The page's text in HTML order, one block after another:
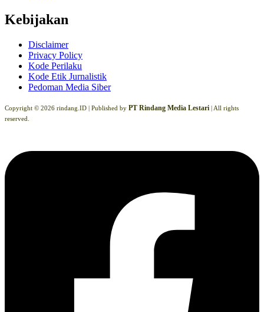
Kebijakan
Disclaimer
Privacy Policy
Kode Perilaku
Kode Etik Jurnalistik
Pedoman Media Siber
Copyright © 2026 rindang.ID | Published by PT Rindang Media Lestari | All rights
reserved.